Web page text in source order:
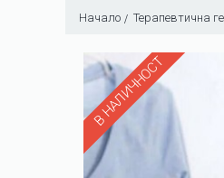
Начало Терапевтична
В НАЛИЧНОСТ